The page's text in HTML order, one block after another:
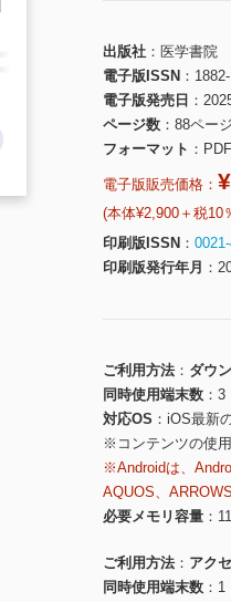
出版社
医学書院
電子版ISSN
電子版発売日
ページ数
88ページ
フォーマット
電子版販売価格：
(本体¥2,900＋税10
印刷版ISSN
印刷版発行年月
ご利用方法
ダウ
同時使用端末数
3
対応OS
iOS最新
※コンテンツの使
※Androidは、
AQUOS、
必要メモリ容量
ご利用方法
アク
同時使用端末数
1